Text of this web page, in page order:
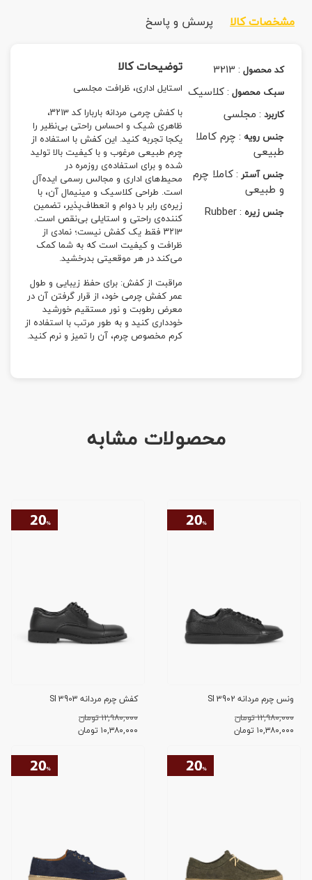
مشخصات کالا پرسش و پاسخ
کد محصول :
3213
سبک محصول :کلاسیک
کاربرد :مجلسی
جنس رویه :چرم کاملا
طبیعی
جنس آستر :کاملا چرم
و طبیعی
جنس زیره :
Rubber
توضیحات کالا
استایل اداری، ظرافت مجلسی
با کفش چرمی مردانه‌ باربارا کد ۳۲۱3،
ظاهری شیک و احساس راحتی بی‌نظیر را
یکجا تجربه کنید. این کفش با استفاده از
چرم طبیعی مرغوب و با کیفیت بالا تولید
شده و برای استفاده‌ی روزمره در
محیط‌های اداری و مجالس رسمی ایده‌آل
است. طراحی کلاسیک و مینیمال آن، با
زیره‌ی رابر با دوام و انعطاف‌پذیر، تضمین
کننده‌ی راحتی و استایلی بی‌نقص است.
۳۲۱3 فقط یک کفش نیست؛ نمادی از
ظرافت و کیفیت است که به شما کمک
می‌کند در هر موقعیتی بدرخشید.
مراقبت از کفش: برای حفظ زیبایی و طول
عمر کفش چرمی خود، از قرار گرفتن آن در
معرض رطوبت و نور مستقیم خورشید
خودداری کنید و به طور مرتب با استفاده از
کرم مخصوص چرم، آن را تمیز و نرم کنید.
محصولات مشابه
ونس چرم مردانه SI 3902
۱۲,۹۸۰,۰۰۰ تومان
۱۰,۳۸۰,۰۰۰ تومان
کفش چرم مردانه SI 3903
۱۲,۹۸۰,۰۰۰ تومان
۱۰,۳۸۰,۰۰۰ تومان